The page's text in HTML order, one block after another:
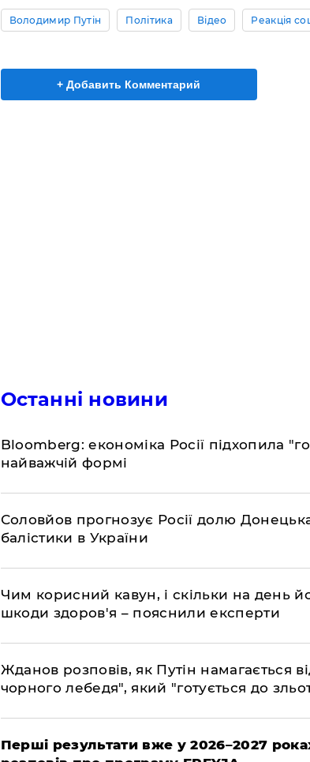
Володимир Путін Політика Відео Реакція
+ Добавить Комментарий
Останні новини
Bloomberg: економіка Росії підхопила
найважчій формі
Соловйов прогнозує Росії долю
балістики в України
Чим корисний кавун, і скільки на день
шкоди здоров'я – пояснили експерти
Жданов розповів, як Путін намагається
чорного лебедя", який "готується до
Перші результати вже у 2026–2027